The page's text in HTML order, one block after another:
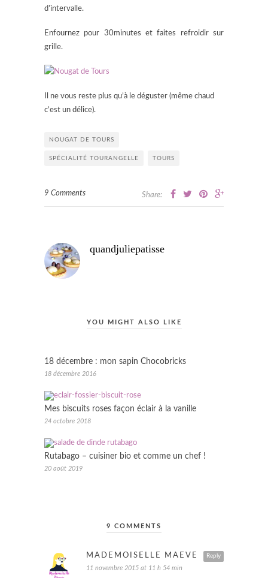
d’intervalle.
Enfournez pour 30minutes et faites refroidir sur
grille.
Il ne vous reste plus qu’à le déguster (même chaud
c’est un délice).
NOUGAT DE TOURS
SPÉCIALITÉ TOURANGELLE TOURS
9 Comments Share:
quandjuliepatisse
YOU MIGHT ALSO LIKE
18 décembre : mon sapin Chocobricks
18 décembre 2016
Mes biscuits roses façon éclair à la vanille
24 octobre 2018
Rutabago – cuisiner bio et comme un chef !
20 août 2019
9 COMMENTS
Reply
MADEMOISELLE MAEVE
11 novembre 2015 at 11 h 54 min